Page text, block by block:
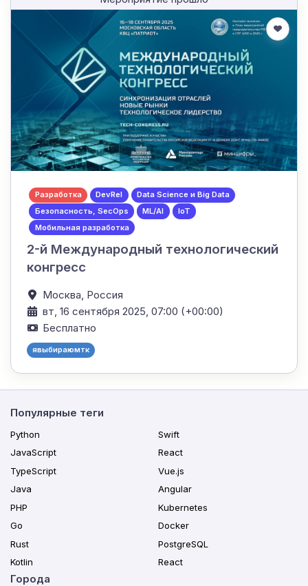
Разработка DevRel
Data Science и Big Data
Безопасность, SecOps
ML/AI
IoT
Мобильная разработка
2-й Международный технологический
конгресс
Москва, Россия
вт, 16 сентября 2025, 07:00 (+00:00)
Бесплатно
явыбираюмтк
Популярные теги
Python
JavaScript
TypeScript
Java
PHP
Go
Rust
Kotlin
Swift
React
Vue.js
Angular
Kubernetes
Docker
PostgreSQL
React
Города